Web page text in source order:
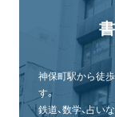
神保町駅から徒
す。
鉄道、数学、占